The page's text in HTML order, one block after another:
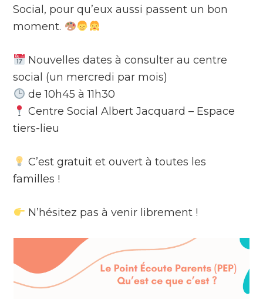
Social, pour qu’eux aussi passent un bon
moment.
Nouvelles dates à consulter au centre
social (un mercredi par mois)
de 10h45 à 11h30
Centre Social Albert Jacquard – Espace
tiers-lieu
C’est gratuit et ouvert à toutes les
familles !
N’hésitez pas à venir librement !